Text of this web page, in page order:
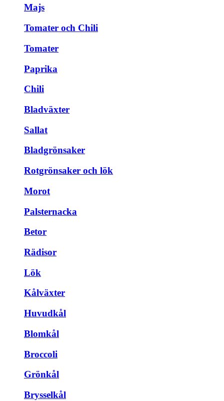
Majs
Tomater och Chili
Tomater
Paprika
Chili
Bladväxter
Sallat
Bladgrönsaker
Rotgrönsaker och lök
Morot
Palsternacka
Betor
Rädisor
Lök
Kålväxter
Huvudkål
Blomkål
Broccoli
Grönkål
Brysselkål